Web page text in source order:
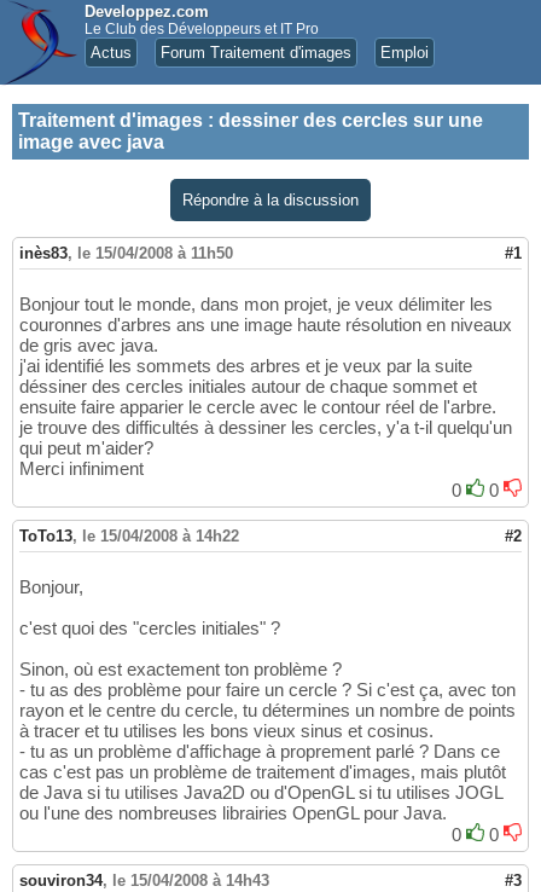
Developpez.com
Le Club des Développeurs et IT Pro
Actus Forum Traitement d'images Emploi
Traitement d'images : dessiner des cercles sur une
image avec java
Répondre à la discussion
inès83, le 15/04/2008 à 11h50 #1
Bonjour tout le monde, dans mon projet, je veux délimiter les
couronnes d'arbres ans une image haute résolution en niveaux
de gris avec java.
j'ai identifié les sommets des arbres et je veux par la suite
déssiner des cercles initiales autour de chaque sommet et
ensuite faire apparier le cercle avec le contour réel de l'arbre.
je trouve des difficultés à dessiner les cercles, y'a t-il quelqu'un
qui peut m'aider?
Merci infiniment
0
0
ToTo13, le 15/04/2008 à 14h22 #2
Bonjour,
c'est quoi des "cercles initiales" ?
Sinon, où est exactement ton problème ?
- tu as des problème pour faire un cercle ? Si c'est ça, avec ton
rayon et le centre du cercle, tu détermines un nombre de points
à tracer et tu utilises les bons vieux sinus et cosinus.
- tu as un problème d'affichage à proprement parlé ? Dans ce
cas c'est pas un problème de traitement d'images, mais plutôt
de Java si tu utilises Java2D ou d'OpenGL si tu utilises JOGL
ou l'une des nombreuses librairies OpenGL pour Java.
0
0
souviron34, le 15/04/2008 à 14h43 #3